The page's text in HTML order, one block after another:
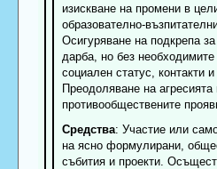
изискване на промени в
образователно-
Осигуряване на подкрепа
дарба, но без необходимите
социален статус, контакти
Преодоляване на агресията
противообществените
Средства: Участие или
на ясно формулирани,
събития и проекти.